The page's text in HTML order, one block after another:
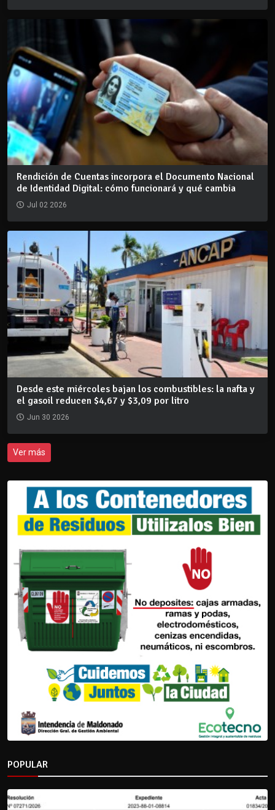
Rendición de Cuentas incorpora el Documento Nacional
de Identidad Digital: cómo funcionará y qué cambia
Jul 02 2026
Desde este miércoles bajan los combustibles: la nafta y
el gasoil reducen $4,67 y $3,09 por litro
Jun 30 2026
Ver más
POPULAR